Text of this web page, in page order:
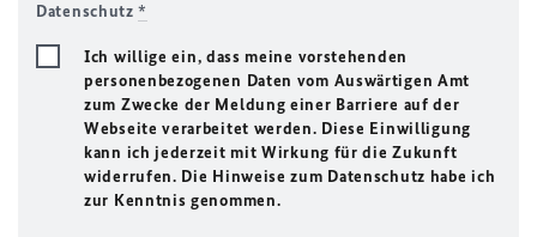
Datenschutz*
Ich willige ein, dass meine vorstehenden
personenbezogenen Daten vom Auswärtigen Amt
zum Zwecke der Meldung einer Barriere auf der
Webseite verarbeitet werden. Diese Einwilligung
kann ich jederzeit mit Wirkung für die Zukunft
widerrufen. Die Hinweise zum Datenschutz habe ich
zur Kenntnis genommen.